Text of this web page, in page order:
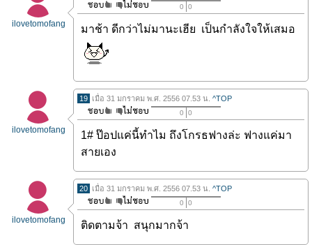
ilovetomofang
0 0
มาช้า ดีกว่าไม่มานะเฮีย เป็นกำลังใจให้เสมอ
ilovetomofang
19 เมื่อ 31 มกราคม พ.ศ. 2556 07.53 น. ^TOP
0 0
1# ป๊อปแค่นี้ทำไม ถึงโกรธฟางล่ะ ฟางแค่มา
สายเอง
ilovetomofang
20 เมื่อ 31 มกราคม พ.ศ. 2556 07.53 น. ^TOP
0 0
ติดตามจ้า สนุกมากจ้า